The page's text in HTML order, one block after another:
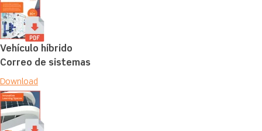
Vehículo híbrido
Correo de sistemas
Download